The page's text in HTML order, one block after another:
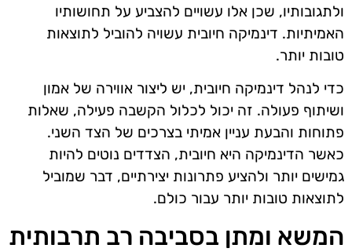
ולתגובותיו, שכן אלו עשויים להצביע על תחושותיו
האמיתיות. דינמיקה חיובית עשויה להוביל לתוצאות
טובות יותר.
כדי לנהל דינמיקה חיובית, יש ליצור אווירה של אמון
ושיתוף פעולה. זה יכול לכלול הקשבה פעילה, שאלות
פתוחות והבעת עניין אמיתי בצרכים של הצד השני.
כאשר הדינמיקה היא חיובית, הצדדים נוטים להיות
גמישים יותר ולהציע פתרונות יצירתיים, דבר שמוביל
לתוצאות טובות יותר עבור כולם.
המשא ומתן בסביבה רב תרבותית